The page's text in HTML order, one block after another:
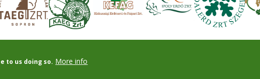
to us doing so. More info